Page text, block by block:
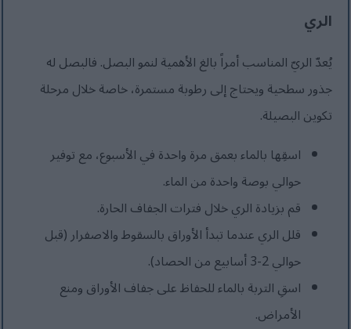
الري
يُعدّ الريّ المناسب أمراً بالغ الأهمية لنمو البصل. فالبصل له
جذور سطحية ويحتاج إلى رطوبة مستمرة، خاصة خلال مرحلة
تكوين البصيلة.
اسقِها بالماء بعمق مرة واحدة في الأسبوع، مع توفير
حوالي بوصة واحدة من الماء.
قم بزيادة الري خلال فترات الجفاف الحارة.
قلل الري عندما تبدأ الأوراق بالسقوط والاصفرار (قبل
حوالي 2-3 أسابيع من الحصاد).
اسقِ التربة بالماء للحفاظ على جفاف الأوراق ومنع
الأمراض.